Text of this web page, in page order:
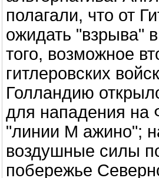
полагали, что от
ожидать "взрыва"
того, возможное
гитлеровских
Голландию
для нападения на
"линии М ажино";
воздушные силы
побережье